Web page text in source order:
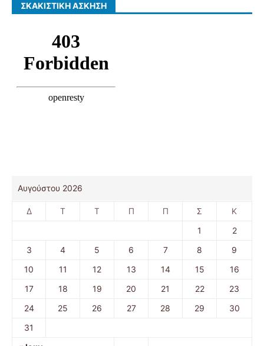
ΣΚΑΚΙΣΤΙΚΉ ΆΣΚΗΣΗ
Αυγούστου 2026
Δ Τ Τ Π Π Σ Κ
1
2
3
4 5 6 7 8
9
10
11 12 13 14 15
16
17
18 19 20 21 22
23
24
25 26 27 28 29
30
31